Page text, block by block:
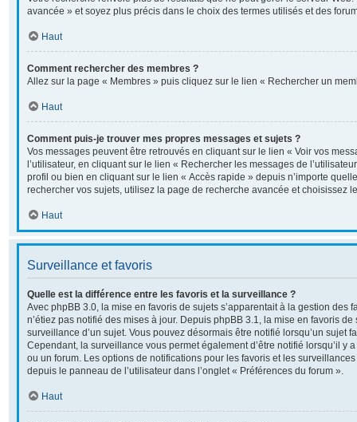
avancée » et soyez plus précis dans le choix des termes utilisés et des
Haut
Comment rechercher des membres ?
Allez sur la page « Membres » puis cliquez sur le lien « Rechercher un
Haut
Comment puis-je trouver mes propres messages et sujets ?
Vos messages peuvent être retrouvés en cliquant sur le lien « Voir vos
l’utilisateur, en cliquant sur le lien « Rechercher les messages de
profil ou bien en cliquant sur le lien « Accès rapide » depuis n’importe
rechercher vos sujets, utilisez la page de recherche avancée et choisissez
Haut
Surveillance et favoris
Quelle est la différence entre les favoris et la surveillance ?
Avec phpBB 3.0, la mise en favoris de sujets s’apparentait à la gestion des
n’étiez pas notifié des mises à jour. Depuis phpBB 3.1, la mise en favoris
surveillance d’un sujet. Vous pouvez désormais être notifié lorsqu’un sujet
Cependant, la surveillance vous permet également d’être notifié lorsqu’il y
ou un forum. Les options de notifications pour les favoris et les
depuis le panneau de l’utilisateur dans l’onglet « Préférences du forum ».
Haut